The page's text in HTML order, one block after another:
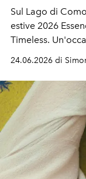
Sul Lago di
estive 2026
Timeless.
del brand che
24.06.2026 di